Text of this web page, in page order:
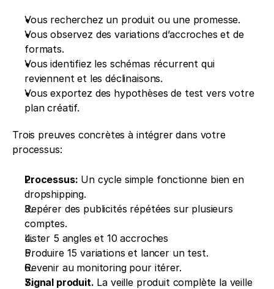
Vous recherchez un produit ou une promesse.
Vous observez des variations d’accroches et de
formats.
Vous identifiez les schémas récurrent qui
reviennent et les déclinaisons.
Vous exportez des hypothèses de test vers votre
plan créatif.
Trois preuves concrètes à intégrer dans votre
processus:
Processus: Un cycle simple fonctionne bien en
dropshipping.
Repérer des publicités répétées sur plusieurs
comptes.
Lister 5 angles et 10 accroches
Produire 15 variations et lancer un test.
Revenir au monitoring pour itérer.
Signal produit. La veille produit complète la veille